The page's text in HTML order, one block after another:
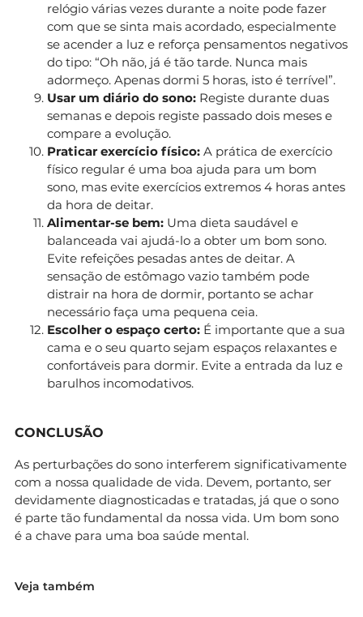
relógio várias vezes durante a noite pode fazer
com que se sinta mais acordado, especialmente
se acender a luz e reforça pensamentos negativos
do tipo: “Oh não, já é tão tarde. Nunca mais
adormeço. Apenas dormi 5 horas, isto é terrível”.
Usar um diário do sono: Registe durante duas
semanas e depois registe passado dois meses e
compare a evolução.
Praticar exercício físico: A prática de exercício
físico regular é uma boa ajuda para um bom
sono, mas evite exercícios extremos 4 horas antes
da hora de deitar.
Alimentar-se bem: Uma dieta saudável e
balanceada vai ajudá-lo a obter um bom sono.
Evite refeições pesadas antes de deitar. A
sensação de estômago vazio também pode
distrair na hora de dormir, portanto se achar
necessário faça uma pequena ceia.
Escolher o espaço certo: É importante que a sua
cama e o seu quarto sejam espaços relaxantes e
confortáveis para dormir. Evite a entrada da luz e
barulhos incomodativos.
CONCLUSÃO
As perturbações do sono interferem significativamente
com a nossa qualidade de vida. Devem, portanto, ser
devidamente diagnosticadas e tratadas, já que o sono
é parte tão fundamental da nossa vida. Um bom sono
é a chave para uma boa saúde mental.
Veja também